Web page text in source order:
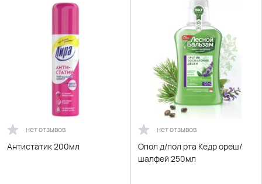
нет отзывов
Антистатик 200мл
нет отзывов
Опол д/пол рта Кедр ореш/
шалфей 250мл